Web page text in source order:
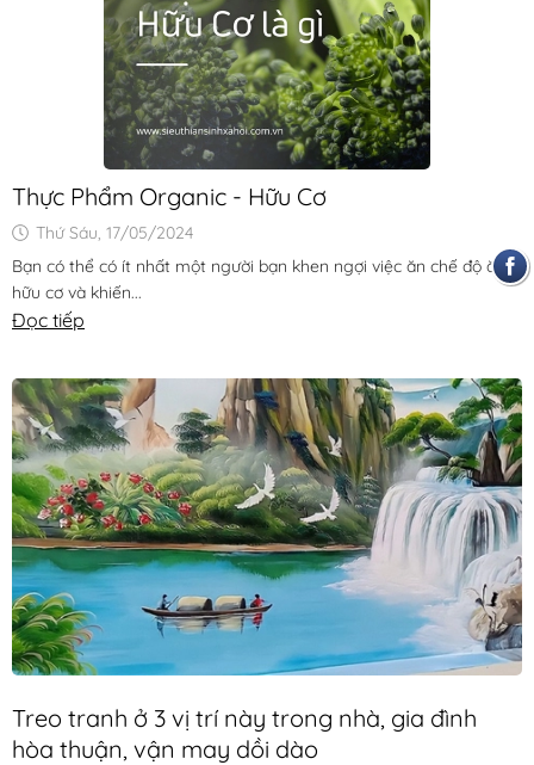
Thực Phẩm Organic - Hữu Cơ
Thứ Sáu, 17/05/2024
Bạn có thể có ít nhất một người bạn khen ngợi việc ăn chế độ ăn
hữu cơ và khiến...
Đọc tiếp
Treo tranh ở 3 vị trí này trong nhà, gia đình
hòa thuận, vận may dồi dào